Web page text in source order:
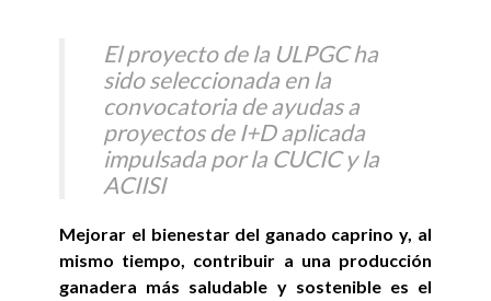
El proyecto de la ULPGC ha
sido seleccionada en la
convocatoria de ayudas a
proyectos de I+D aplicada
impulsada por la CUCIC y la
ACIISI
Mejorar el bienestar del ganado caprino y, al
mismo tiempo, contribuir a una producción
ganadera más saludable y sostenible es el